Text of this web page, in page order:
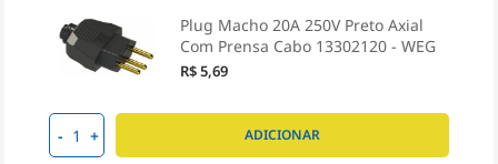
Plug Macho 20A 250V Preto Axial
Com Prensa Cabo 13302120 - WEG
R$ 5,69
- + ADICIONAR